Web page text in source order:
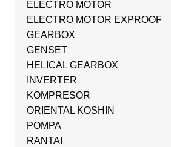
ELECTRO MOTOR
ELECTRO MOTOR EXPROOF
GEARBOX
GENSET
HELICAL GEARBOX
INVERTER
KOMPRESOR
ORIENTAL KOSHIN
POMPA
RANTAI